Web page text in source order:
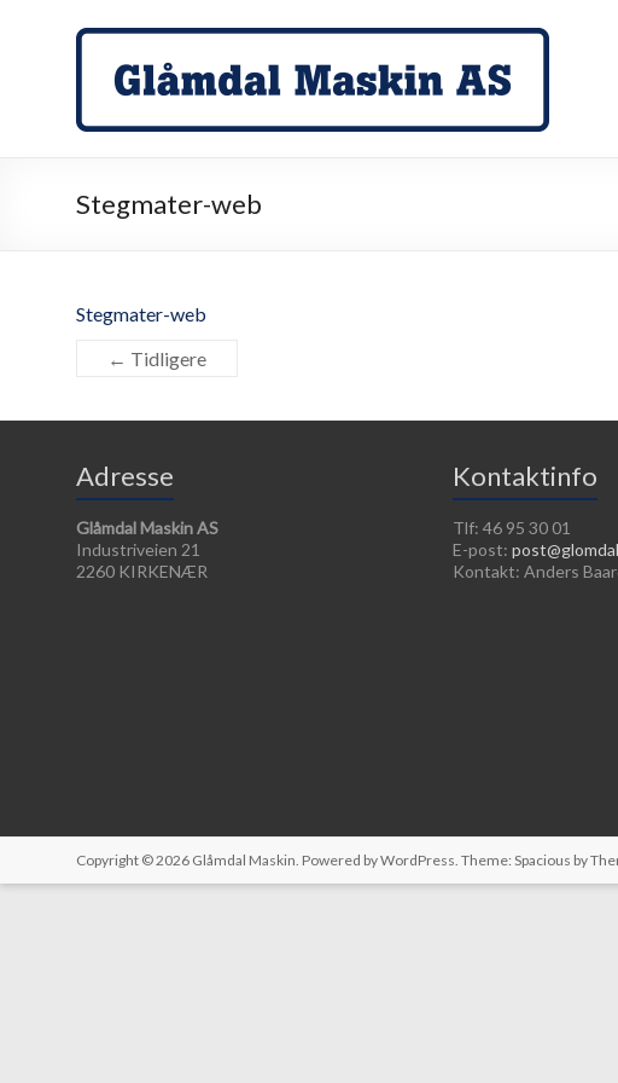
Glåmdal
Maskin
detaljene
Stegmater-web
Stegmater-web
← Tidligere
Adresse
Glåmdal Maskin AS
Industriveien 21
2260 KIRKENÆR
Kontaktinfo
Tlf: 46 95 30 01
E-post:
Kontakt: Anders
Copyright © 2026 Glåmdal Maskin. Powered byWordPress. Theme: Spacious by